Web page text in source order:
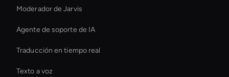
Moderador de Jarvis
Agente de soporte de IA
Traducción en tiempo real
Texto a voz